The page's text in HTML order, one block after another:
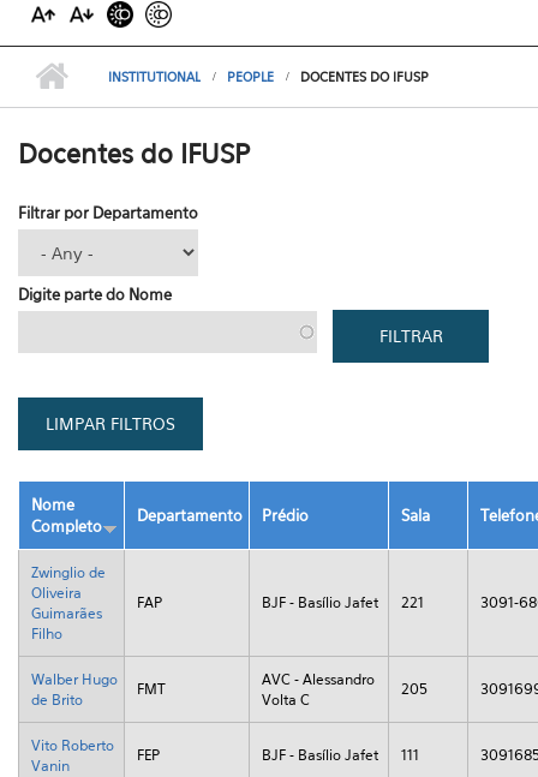
INSTITUTIONAL PEOPLE DOCENTES DO IFUSP
Docentes do IFUSP
Filtrar por Departamento
Digite parte do Nome
Nome
Completo
Departamento Prédio Sala
Zwinglio de
Oliveira
Guimarães
Filho
FAP BJF - Basílio Jafet 221 3091-
Walber Hugo
de Brito
FMT
AVC - Alessandro
Volta C
205
Vito Roberto
Vanin
FEP BJF - Basílio Jafet 111